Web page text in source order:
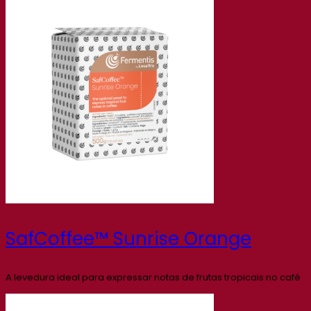
SafCoffee™ Sunrise Orange
A levedura ideal para expressar notas de frutas tropicais no café